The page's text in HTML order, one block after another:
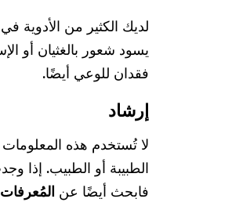
لديك الكثير من الأدوية
يسود شعور بالغثيان أو
فقدان للوعي أيضًا.
إرشاد
لا تُستخدم هذه
فابحث أيضًا عن